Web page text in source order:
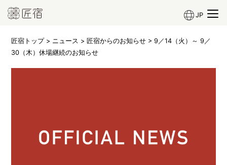
JP
匠宿トップ> ニュース > 匠宿からのお知らせ > 9／14（火）～ 9／
30（木）休場継続のお知らせ